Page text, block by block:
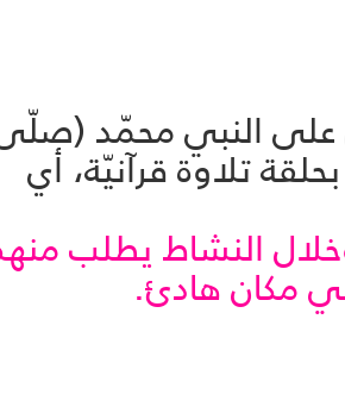
على النبي محمّد (صلّى
تلاوة قرآنيّة، أي
النشاط يطلب
مكان هادئ.